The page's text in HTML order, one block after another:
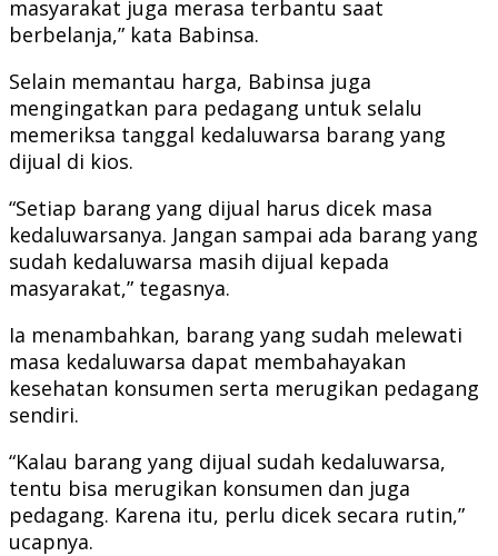
masyarakat juga merasa terbantu saat
berbelanja,” kata Babinsa.
Selain memantau harga, Babinsa juga
mengingatkan para pedagang untuk selalu
memeriksa tanggal kedaluwarsa barang yang
dijual di kios.
“Setiap barang yang dijual harus dicek masa
kedaluwarsanya. Jangan sampai ada barang yang
sudah kedaluwarsa masih dijual kepada
masyarakat,” tegasnya.
Ia menambahkan, barang yang sudah melewati
masa kedaluwarsa dapat membahayakan
kesehatan konsumen serta merugikan pedagang
sendiri.
“Kalau barang yang dijual sudah kedaluwarsa,
tentu bisa merugikan konsumen dan juga
pedagang. Karena itu, perlu dicek secara rutin,”
ucapnya.